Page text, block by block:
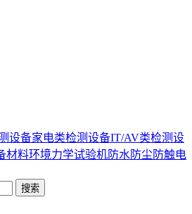
设备家电类检测设备IT/AV类检测设
材料环境力学试验机防水防尘防触电
搜索